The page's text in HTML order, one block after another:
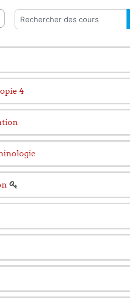
Rechercher des cours
4